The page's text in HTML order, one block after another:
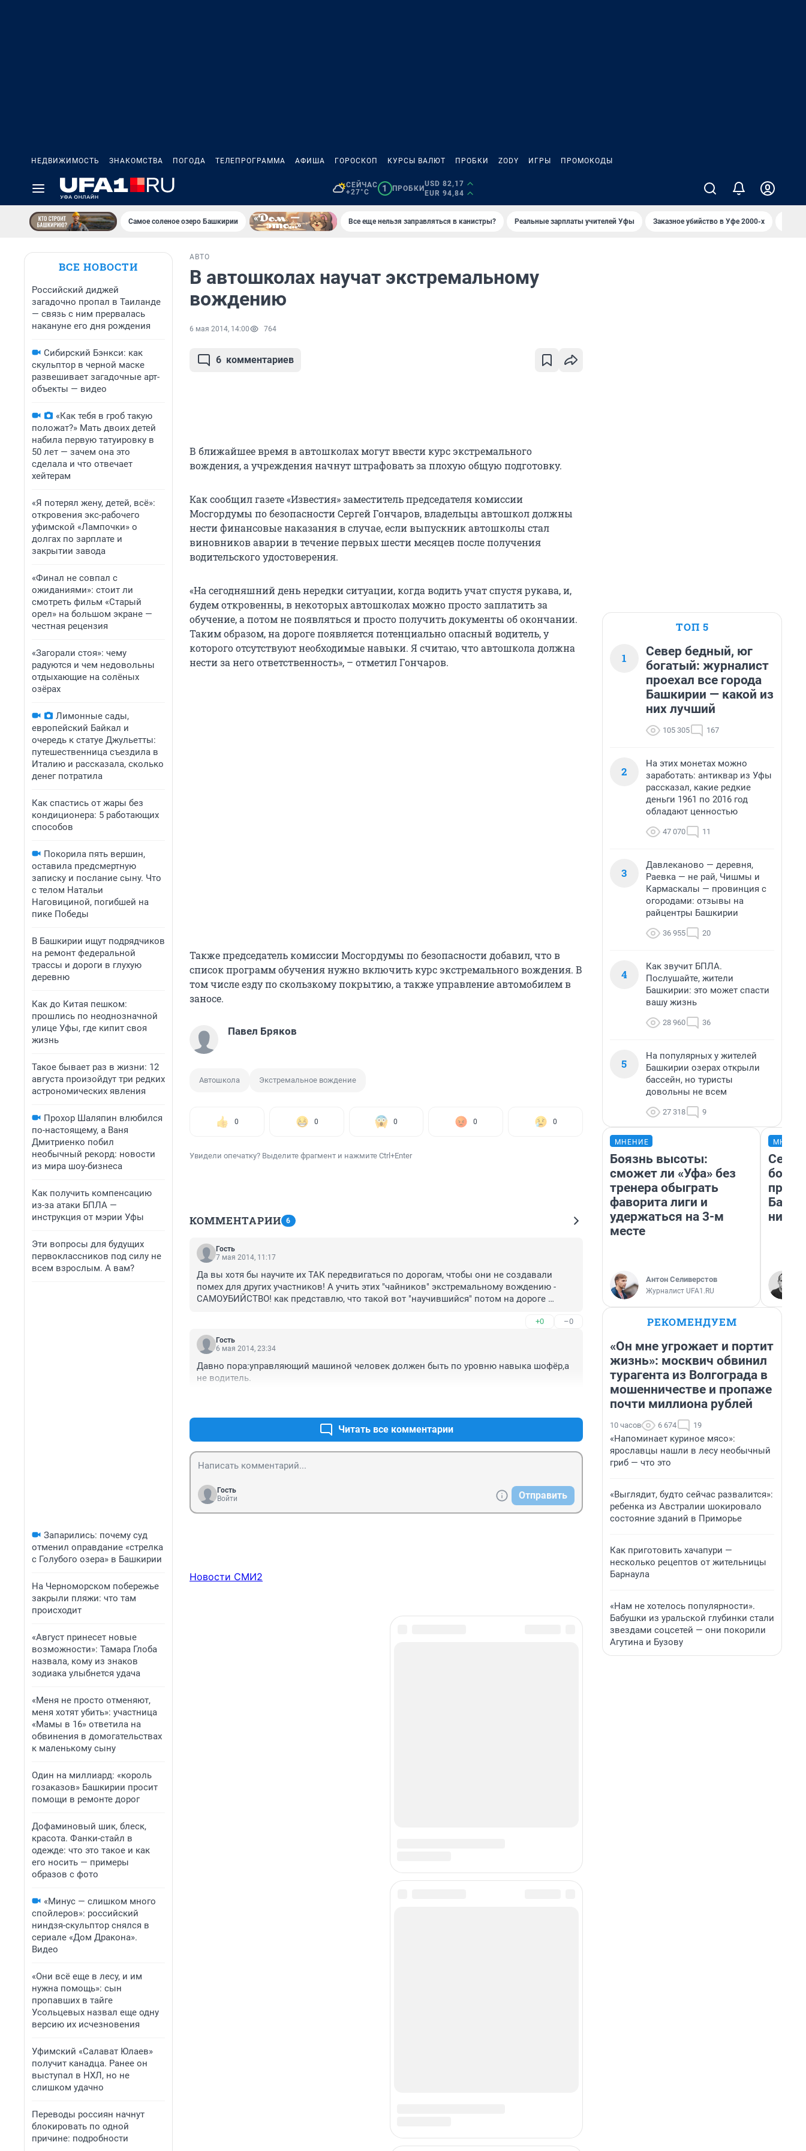
НЕДВИЖИМОСТЬ ЗНАКОМСТВА ПОГОДА ТЕЛЕПРОГРАММА АФИША ГОРОСКОП КУРСЫ ВАЛЮТ ПРОБКИ ZODY ИГРЫ ПРОМОКОДЫ
СЕЙЧАС
+27°C
1 ПРОБКИ
USD 82,17
EUR 94,84
Самое соленое озеро Башкирии Все еще нельзя заправляться в канистры? Реальные зарплаты учителей Уфы Заказное убийство в Уфе 2000-х
ВСЕ НОВОСТИ
Российский диджей
загадочно пропал в Таиланде
— связь с ним прервалась
накануне его дня рождения
Сибирский Бэнкси: как
скульптор в черной маске
развешивает загадочные арт-
объекты — видео
«Как тебя в гроб такую
положат?» Мать двоих детей
набила первую татуировку в
50 лет — зачем она это
сделала и что отвечает
хейтерам
«Я потерял жену, детей, всё»:
откровения экс-рабочего
уфимской «Лампочки» о
долгах по зарплате и
закрытии завода
«Финал не совпал с
ожиданиями»: стоит ли
смотреть фильм «Старый
орел» на большом экране —
честная рецензия
«Загорали стоя»: чему
радуются и чем недовольны
отдыхающие на солёных
озёрах
Лимонные сады,
европейский Байкал и
очередь к статуе Джульетты:
путешественница съездила в
Италию и рассказала, сколько
денег потратила
Как спастись от жары без
кондиционера: 5 работающих
способов
Покорила пять вершин,
оставила предсмертную
записку и послание сыну. Что
с телом Натальи
Наговициной, погибшей на
пике Победы
В Башкирии ищут подрядчиков
на ремонт федеральной
трассы и дороги в глухую
деревню
Как до Китая пешком:
прошлись по неоднозначной
улице Уфы, где кипит своя
жизнь
Такое бывает раз в жизни: 12
августа произойдут три редких
астрономических явления
Прохор Шаляпин влюбился
по-настоящему, а Ваня
Дмитриенко побил
необычный рекорд: новости
из мира шоу-бизнеса
Как получить компенсацию
из-за атаки БПЛА —
инструкция от мэрии Уфы
Эти вопросы для будущих
первоклассников под силу не
всем взрослым. А вам?
Запарились: почему суд
отменил оправдание «стрелка
с Голубого озера» в Башкирии
На Черноморском побережье
закрыли пляжи: что там
происходит
«Август принесет новые
возможности»: Тамара Глоба
назвала, кому из знаков
зодиака улыбнется удача
«Меня не просто отменяют,
меня хотят убить»: участница
«Мамы в 16» ответила на
обвинения в домогательствах
к маленькому сыну
Один на миллиард: «король
гозаказов» Башкирии просит
помощи в ремонте дорог
Дофаминовый шик, блеск,
красота. Фанки-стайл в
одежде: что это такое и как
его носить — примеры
образов с фото
«Минус — слишком много
спойлеров»: российский
ниндзя-скульптор снялся в
сериале «Дом Дракона».
Видео
«Они всё еще в лесу, и им
нужна помощь»: сын
пропавших в тайге
Усольцевых назвал еще одну
версию их исчезновения
Уфимский «Салават Юлаев»
получит канадца. Ранее он
выступал в НХЛ, но не
слишком удачно
Переводы россиян начнут
блокировать по одной
причине: подробности
АВТО
В автошколах научат экстремальному
вождению
6 мая 2014, 14:00 764
6 комментариев
В ближайшее время в автошколах могут ввести курс экстремального
вождения, а учреждения начнут штрафовать за плохую общую подготовку.
Как сообщил газете «Известия» заместитель председателя комиссии
Мосгордумы по безопасности Сергей Гончаров, владельцы автошкол должны
нести финансовые наказания в случае, если выпускник автошколы стал
виновников аварии в течение первых шести месяцев после получения
водительского удостоверения.
«На сегодняшний день нередки ситуации, когда водить учат спустя рукава, и,
будем откровенны, в некоторых автошколах можно просто заплатить за
обучение, а потом не появляться и просто получить документы об окончании.
Таким образом, на дороге появляется потенциально опасный водитель, у
которого отсутствуют необходимые навыки. Я считаю, что автошкола должна
нести за него ответственность», – отметил Гончаров.
Также председатель комиссии Мосгордумы по безопасности добавил, что в
список программ обучения нужно включить курс экстремального вождения. В
том числе езду по скользкому покрытию, а также управление автомобилем в
заносе.
Павел Бряков
Автошкола Экстремальное вождение
0 0 0 0 0
Увидели опечатку? Выделите фрагмент и нажмите Ctrl+Enter
КОММЕНТАРИИ 6
Гость
7 мая 2014, 11:17
Да вы хотя бы научите их ТАК передвигаться по дорогам, чтобы они не создавали
помех для других участников! А учить этих "чайников" экстремальному вождению -
САМОУБИЙСТВО! как представлю, что такой вот "научившийся" потом на дороге
+0 –0
Гость
6 мая 2014, 23:34
Давно пора:управляющий машиной человек должен быть по уровню навыка шофёр,а
не водитель.
Читать все комментарии
Гость
Войти
Отправить
Новости СМИ2
ТОП 5
1
Север бедный, юг
богатый: журналист
проехал все города
Башкирии — какой из
них лучший
105 305 167
2
На этих монетах можно
заработать: антиквар из Уфы
рассказал, какие редкие
деньги 1961 по 2016 год
обладают ценностью
47 070 11
3
Давлеканово — деревня,
Раевка — не рай, Чишмы и
Кармаскалы — провинция с
огородами: отзывы на
райцентры Башкирии
36 955 20
4
Как звучит БПЛА.
Послушайте, жители
Башкирии: это может спасти
вашу жизнь
28 960 36
5
На популярных у жителей
Башкирии озерах открыли
бассейн, но туристы
довольны не всем
27 318 9
МНЕНИЕ
Боязнь высоты:
сможет ли «Уфа» без
тренера обыграть
фаворита лиги и
удержаться на 3-м
месте
Антон Селиверстов
Журналист UFA1.RU
них
РЕКОМЕНДУЕМ
«Он мне угрожает и портит
жизнь»: москвич обвинил
турагента из Волгограда в
мошенничестве и пропаже
почти миллиона рублей
10 часов 6 674 19
«Напоминает куриное мясо»:
ярославцы нашли в лесу необычный
гриб — что это
«Выглядит, будто сейчас развалится»:
ребенка из Австралии шокировало
состояние зданий в Приморье
Как приготовить хачапури —
несколько рецептов от жительницы
Барнаула
«Нам не хотелось популярности».
Бабушки из уральской глубинки стали
звездами соцсетей — они покорили
Агутина и Бузову